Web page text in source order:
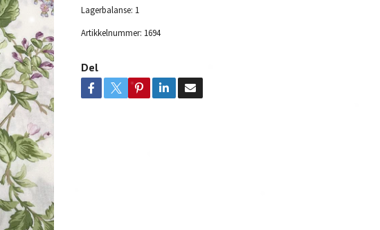
Lagerbalanse: 1
Artikkelnummer: 1694
Del